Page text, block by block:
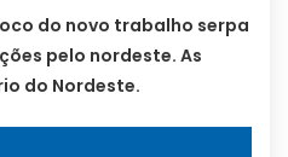
do novo trabalho serpa
pelo nordeste. As
do Nordeste.